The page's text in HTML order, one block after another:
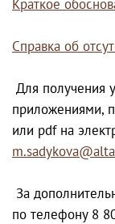
Краткое
Справка об
Для получения
приложениями,
или pdf на
За
по телефону 8